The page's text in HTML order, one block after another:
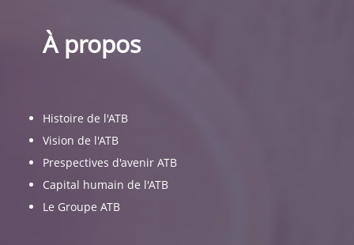
À propos
Histoire de l'ATB
Vision de l'ATB
Prespectives d'avenir ATB
Capital humain de l'ATB
Le Groupe ATB